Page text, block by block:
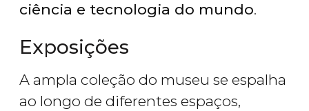
ciência e tecnologia do mundo.
Exposições
A ampla coleção do museu se espalha
ao longo de diferentes espaços,